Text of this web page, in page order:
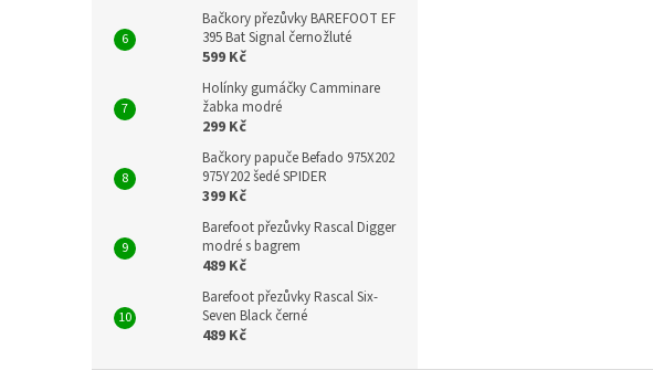
Bačkory přezůvky BAREFOOT EF
395 Bat Signal černožluté
599 Kč
Holínky gumáčky Camminare
žabka modré
299 Kč
Bačkory papuče Befado 975X202
975Y202 šedé SPIDER
399 Kč
Barefoot přezůvky Rascal Digger
modré s bagrem
489 Kč
Barefoot přezůvky Rascal Six-
Seven Black černé
489 Kč